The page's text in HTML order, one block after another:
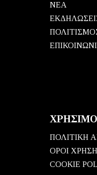
ΝΕΑ
ΠΟΛΙΤΙΚΗ
ΟΡΟΙ
COOKIE